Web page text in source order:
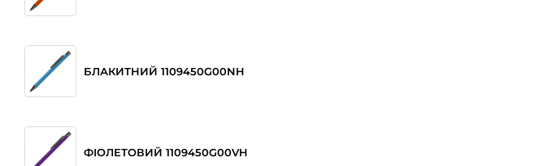
БЛАКИТНИЙ 1109450G00NH
ФІОЛЕТОВИЙ 1109450G00VH